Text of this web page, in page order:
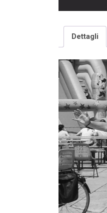
Dettagli